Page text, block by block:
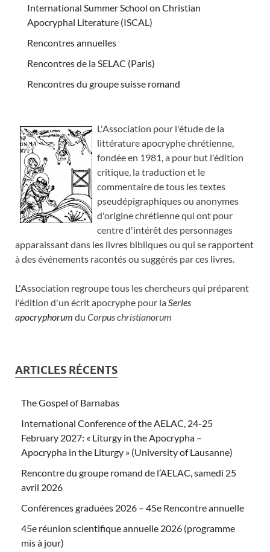
International Summer School on Christian
Apocryphal Literature (ISCAL)
Rencontres annuelles
Rencontres de la SELAC (Paris)
Rencontres du groupe suisse romand
L'Association pour l'étude de la
littérature apocryphe chrétienne,
fondée en 1981, a pour but l'édition
critique, la traduction et le
commentaire de tous les textes
pseudépigraphiques ou anonymes
d'origine chrétienne qui ont pour
centre d'intérêt des personnages
apparaissant dans les livres bibliques ou qui se rapportent
à des événements racontés ou suggérés par ces livres.
L'Association regroupe tous les chercheurs qui préparent
l'édition d'un écrit apocryphe pour laSeries
apocryphorum du Corpus christianorum
ARTICLES RÉCENTS
The Gospel of Barnabas
International Conference of the AELAC, 24-25
February 2027: « Liturgy in the Apocrypha –
Apocrypha in the Liturgy » (University of Lausanne)
Rencontre du groupe romand de l’AELAC, samedi 25
avril 2026
Conférences graduées 2026 – 45e Rencontre annuelle
45e réunion scientifique annuelle 2026 (programme
mis à jour)